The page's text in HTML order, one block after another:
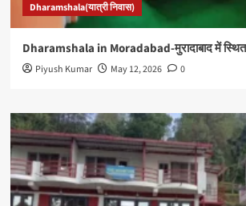
Dharamshala(यात्री निवास)
Dharamshala in Moradabad-मुरादाबाद में स्थित
Piyush Kumar May 12, 2026 0